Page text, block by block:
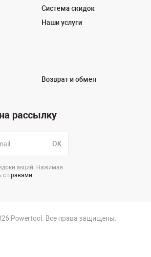
Система скидок
Наши услуги
Возврат и обмен
рассылку
OK
акций. Нажимая
с правами
Powertool. Все права защищены.